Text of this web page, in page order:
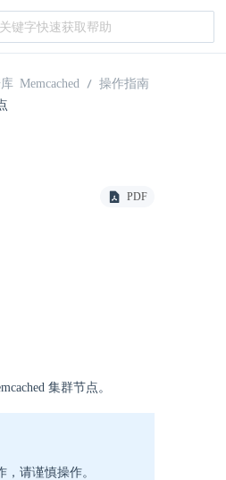
Memcached
操作指南
PDF
集群节点。
请谨慎操作。